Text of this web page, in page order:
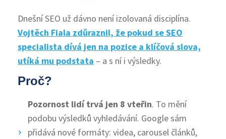
Dnešní SEO už dávno není izolovaná disciplína.
Vojtěch Fiala zdůraznil, že pokud se SEO
specialista dívá jen na pozice a klíčová slova,
utíká mu podstata – a s ní i výsledky.
Proč?
Pozornost lidí trvá jen 8 vteřin. To mění
podobu výsledků vyhledávání. Google sám
přidává nové formáty: videa, carousel článků,